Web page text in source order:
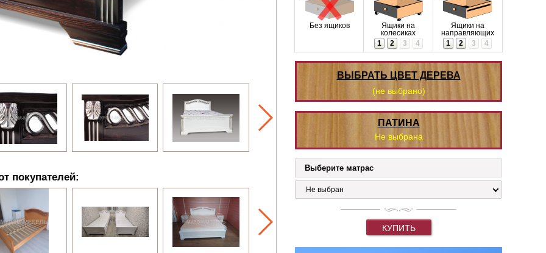
покупателей:
Без ящиков
Ящики на
колесиках
1
2 3 4
Ящики на
направляющих
1
2 3 4
ВЫБРАТЬ ЦВЕТ ДЕРЕВА
(не выбрано)
ПАТИНА
Не выбрана
Выберите матрас
Не выбран
КУПИТЬ